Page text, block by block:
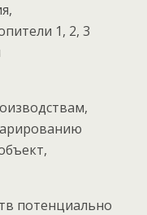
1, 2, 3
потенциально